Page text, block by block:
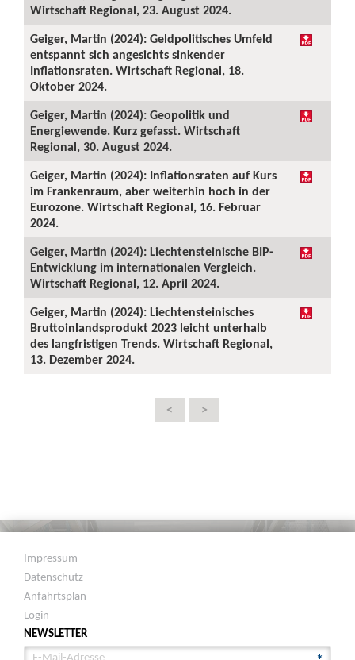
Wirtschaft Regional, 23. August 2024.
Geiger, Martin (2024): Geldpolitisches Umfeld
entspannt sich angesichts sinkender
Inflationsraten. Wirtschaft Regional, 18.
Oktober 2024.
Geiger, Martin (2024): Geopolitik und
Energiewende. Kurz gefasst. Wirtschaft
Regional, 30. August 2024.
Geiger, Martin (2024): Inflationsraten auf Kurs
im Frankenraum, aber weiterhin hoch in der
Eurozone. Wirtschaft Regional, 16. Februar
2024.
Geiger, Martin (2024): Liechtensteinische BIP-
Entwicklung im internationalen Vergleich.
Wirtschaft Regional, 12. April 2024.
Geiger, Martin (2024): Liechtensteinisches
Bruttoinlandsprodukt 2023 leicht unterhalb
des langfristigen Trends. Wirtschaft Regional,
13. Dezember 2024.
< >
Impressum
Datenschutz
Anfahrtsplan
Login
NEWSLETTER